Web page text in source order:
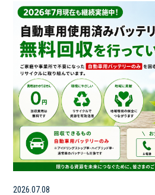
2026.07.08